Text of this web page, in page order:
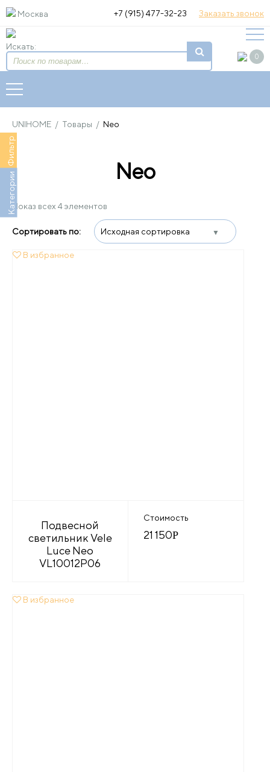
Москва +7 (915) 477-32-23 Заказать звонок
Искать:
0
UNIHOME / Товары / Neo
Фильтр
Категории Neo
Показ всех 4 элементов
В избранное
Подвесной
светильник Vele
Luce Neo
VL10012P06
Стоимость
21 150Р
В избранное